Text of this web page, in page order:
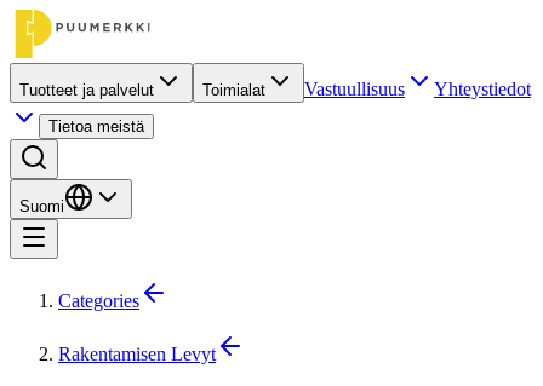
Tuotteet ja palvelut Toimialat Vastuullisuus Yhteystiedot
Tietoa meistä
Suomi
Categories
Rakentamisen Levyt